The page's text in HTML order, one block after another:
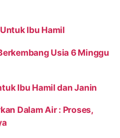
Ibu Hamil
Usia 6 Minggu
Ibu Hamil dan Janin
Dalam Air : Proses,